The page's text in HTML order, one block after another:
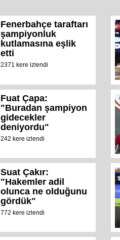
Fenerbahçe taraftarı
şampiyonluk
kutlamasına eşlik
etti
2371 kere izlendi
Fuat Çapa:
"Buradan şampiyon
gidecekler
deniyordu"
242 kere izlendi
Suat Çakır:
"Hakemler adil
olunca ne olduğunu
gördük"
772 kere izlendi